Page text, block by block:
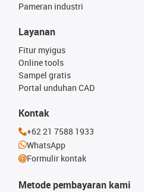
Pameran industri
Metode pembayaran kami
Layanan
Fitur myigus
Online tools
Sampel gratis
Portal unduhan CAD
Kontak
+62 21 7588 1933
WhatsApp
Formulir kontak